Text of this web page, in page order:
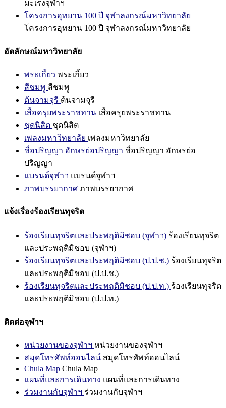
มะเร็งจุฬาฯ
โครงการอุทยาน 100 ปี จุฬาลงกรณ์มหาวิทยาลัย
โครงการอุทยาน 100 ปี จุฬาลงกรณ์มหาวิทยาลัย
อัตลักษณ์มหาวิทยาลัย
พระเกี้ยว พระเกี้ยว
สีชมพู สีชมพู
ต้นจามจุรี ต้นจามจุรี
เสื้อครุยพระราชทาน เสื้อครุยพระราชทาน
ชุดนิสิต ชุดนิสิต
เพลงมหาวิทยาลัย เพลงมหาวิทยาลัย
ชื่อปริญญา อักษรย่อปริญญา ชื่อปริญญา อักษรย่อ
ปริญญา
แบรนด์จุฬาฯ แบรนด์จุฬาฯ
ภาพบรรยากาศ ภาพบรรยากาศ
แจ้งเรื่องร้องเรียนทุจริต
ร้องเรียนทุจริตและประพฤติมิชอบ (จุฬาฯ) ร้องเรียนทุจริต
และประพฤติมิชอบ (จุฬาฯ)
ร้องเรียนทุจริตและประพฤติมิชอบ (ป.ป.ช.) ร้องเรียนทุจริต
และประพฤติมิชอบ (ป.ป.ช.)
ร้องเรียนทุจริตและประพฤติมิชอบ (ป.ป.ท.) ร้องเรียนทุจริต
และประพฤติมิชอบ (ป.ป.ท.)
ติดต่อจุฬาฯ
หน่วยงานของจุฬาฯ หน่วยงานของจุฬาฯ
สมุดโทรศัพท์ออนไลน์ สมุดโทรศัพท์ออนไลน์
Chula Map Chula Map
แผนที่และการเดินทาง แผนที่และการเดินทาง
ร่วมงานกับจุฬาฯ ร่วมงานกับจุฬาฯ